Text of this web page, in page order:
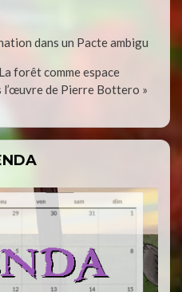
dans un Pacte ambigu
forêt comme espace
de Pierre Bottero »